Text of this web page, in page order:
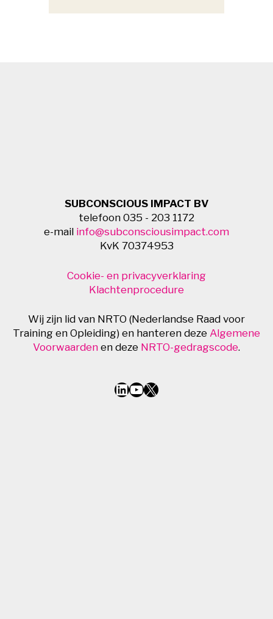
SUBCONSCIOUS IMPACT BV
telefoon 035 - 203 1172
e-mail info@subconsciousimpact.com
KvK 70374953
Cookie- en privacyverklaring
Klachtenprocedure
Wij zijn lid van NRTO (Nederlandse Raad voor
Training en Opleiding) en hanteren deze Algemene
Voorwaarden en deze NRTO-gedragscode.
LinkedIn
YouTube
X